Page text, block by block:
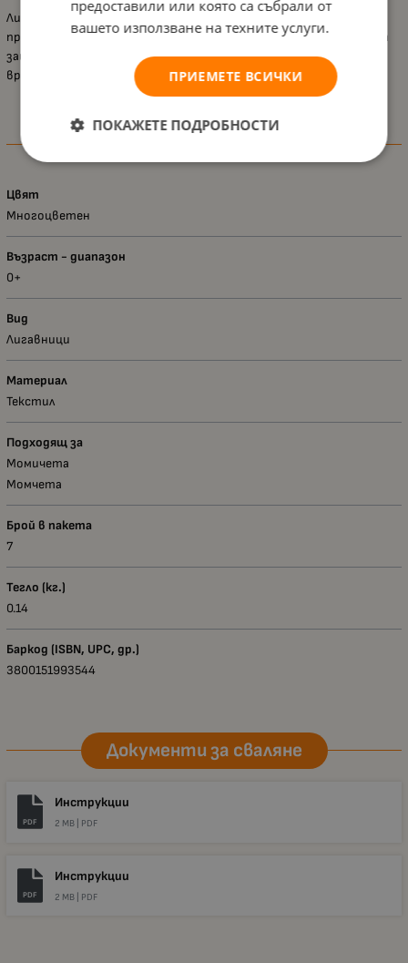
Лигавниците Lorelli
двоен комплект с връзки, предлагат
практично и удобно решение за родителите, като осигуряват
защита на дрехите на бебето и поддържат чистотата по
време на хранене.
Цвят
Многоцветен
Възраст - диапазон
0+
Вид
Лигавници
Материал
Текстил
Подходящ за
Момичета
Момчета
Брой в пакета
7
Тегло (кг.)
0.14
Баркод (ISBN, UPC, др.)
3800151993544
Документи за сваляне
PDF
Инструкции
2 MB | PDF
PDF
Инструкции
2 MB | PDF
предоставили или която са събрали от
вашето използване на техните услуги.
ПРИЕМЕТЕ ВСИЧКИ
ПОКАЖЕТЕ ПОДРОБНОСТИ